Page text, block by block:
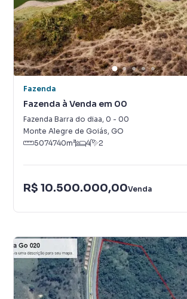
Fazenda
Fazenda à Venda em 00
Fazenda Barra do diaa, 0 - 00
Monte Alegre de Goiás, GO
5074740m² 4 2
R$ 10.500.000,00Venda